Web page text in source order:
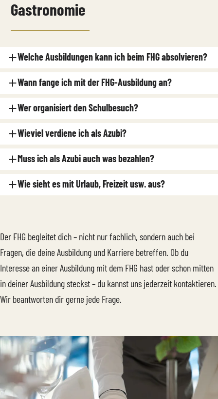
Gastronomie
Welche Ausbildungen kann ich beim FHG absolvieren?
Wann fange ich mit der FHG-Ausbildung an?
Wer organisiert den Schulbesuch?
Wieviel verdiene ich als Azubi?
Muss ich als Azubi auch was bezahlen?
Wie sieht es mit Urlaub, Freizeit usw. aus?
Der FHG begleitet dich – nicht nur fachlich, sondern auch bei
Fragen, die deine Ausbildung und Karriere betreffen. Ob du
Interesse an einer Ausbildung mit dem FHG hast oder schon mitten
in deiner Ausbildung steckst – du kannst uns jederzeit kontaktieren.
Wir beantworten dir gerne jede Frage.